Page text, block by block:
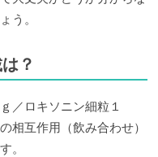
う。
？
／ロキソニン細粒１
相互作用（飲み合わせ）
。